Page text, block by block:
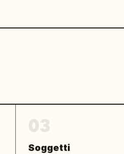
Soggetti